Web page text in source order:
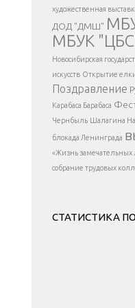
</
художественная
ДОД "ДМШ"
МБУК
Новосибирская
искусств Открытие
Поздравление
Карабаса Барабаса
Чернбыль Шалагина
блокада Ленинграда
«Жизнь замечательных
собрание трудовых
СТАТИСТИКА